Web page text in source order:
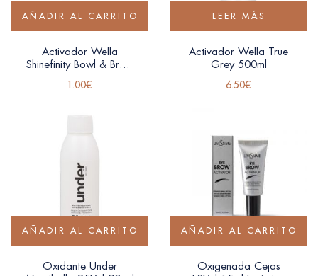
AÑADIR AL CARRITO
Activador Wella
Shinefinity Bowl & Brush
1.00€
LEER MÁS
Activador Wella True
Grey 500ml
6.50€
AÑADIR AL CARRITO
Oxidante Under
AÑADIR AL CARRITO
Oxigenada Cejas